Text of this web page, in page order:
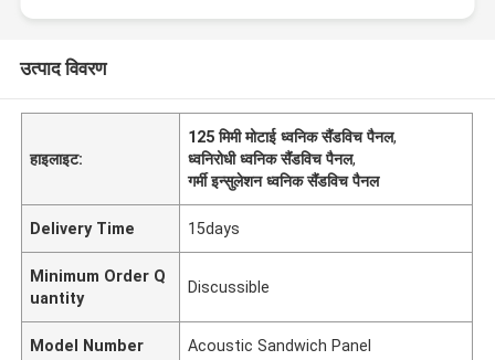
उत्पाद विवरण
हाइलाइट:
125 मिमी मोटाई ध्वनिक सैंडविच पैनल,
ध्वनिरोधी ध्वनिक सैंडविच पैनल,
गर्मी इन्सुलेशन ध्वनिक सैंडविच पैनल
Delivery Time 15days
Minimum Order Q
uantity
Discussible
Model Number Acoustic Sandwich Panel